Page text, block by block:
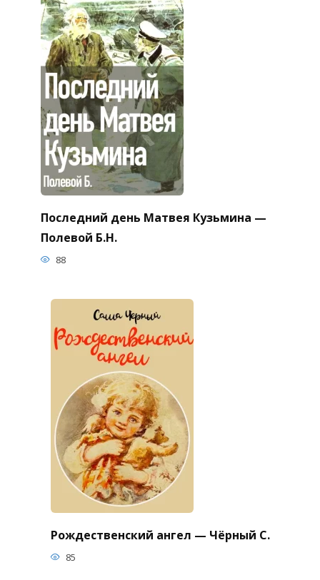
Последний день Матвея Кузьмина —
Полевой Б.Н.
88
Рождественский ангел — Чёрный С.
85